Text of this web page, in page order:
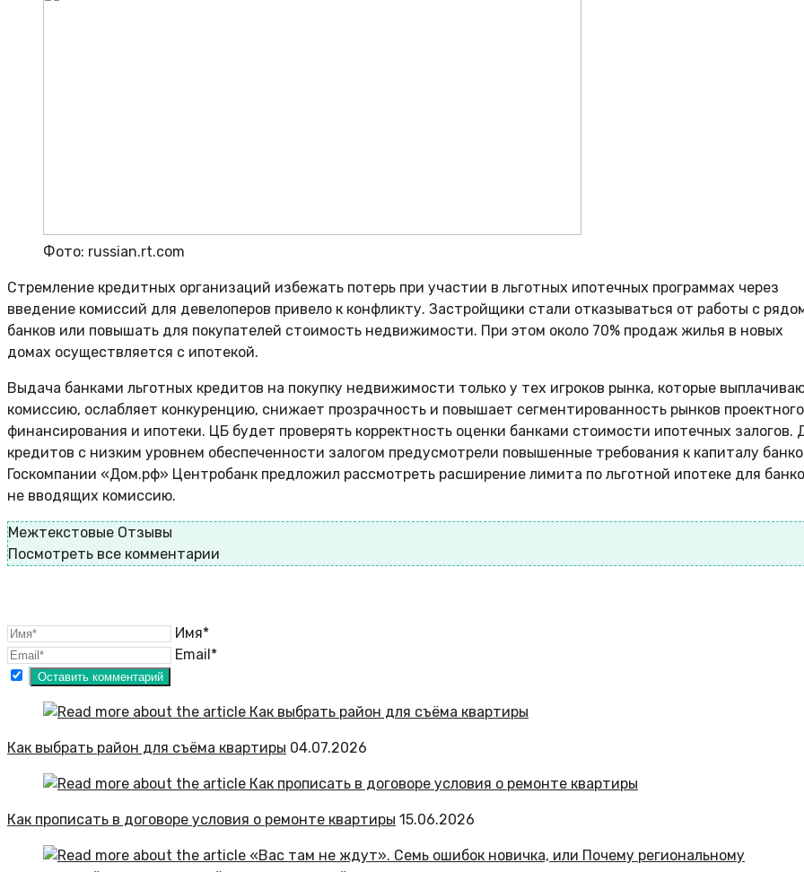
Фото: russian.rt.com
Стремление кредитных организаций избежать потерь при участии в льготных ипотечных программах через
введение комиссий для девелоперов привело к конфликту. Застройщики стали отказываться от работы с
банков или повышать для покупателей стоимость недвижимости. При этом около 70% продаж жилья в новых
домах осуществляется с ипотекой.
Выдача банками льготных кредитов на покупку недвижимости только у тех игроков рынка, которые
комиссию, ослабляет конкуренцию, снижает прозрачность и повышает сегментированность рынков проектного
финансирования и ипотеки. ЦБ будет проверять корректность оценки банками стоимости ипотечных залогов.
кредитов с низким уровнем обеспеченности залогом предусмотрели повышенные требования к капиталу
Госкомпании «Дом.рф» Центробанк предложил рассмотреть расширение лимита по льготной ипотеке для
не вводящих комиссию.
Межтекстовые Отзывы
Посмотреть все комментарии
Имя*
Email*
Как выбрать район для съёма квартиры 04.07.2026
Как прописать в договоре условия о ремонте квартиры 15.06.2026